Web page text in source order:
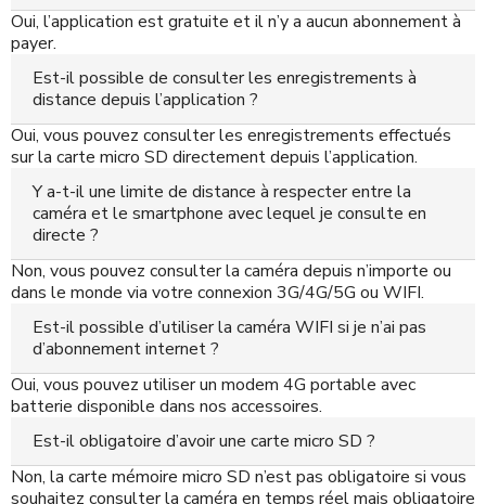
Oui, l’application est gratuite et il n’y a aucun abonnement à
payer.
Est-il possible de consulter les enregistrements à
distance depuis l’application ?
Oui, vous pouvez consulter les enregistrements effectués
sur la carte micro SD directement depuis l’application.
Y a-t-il une limite de distance à respecter entre la
caméra et le smartphone avec lequel je consulte en
directe ?
Non, vous pouvez consulter la caméra depuis n’importe ou
dans le monde via votre connexion 3G/4G/5G ou WIFI.
Est-il possible d’utiliser la caméra WIFI si je n’ai pas
d’abonnement internet ?
Oui, vous pouvez utiliser un modem 4G portable avec
batterie disponible dans nos accessoires.
Est-il obligatoire d’avoir une carte micro SD ?
Non, la carte mémoire micro SD n’est pas obligatoire si vous
souhaitez consulter la caméra en temps réel mais obligatoire